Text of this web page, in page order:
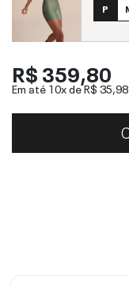
P
R$ 359,80
Em até 10x deR$ 35,98